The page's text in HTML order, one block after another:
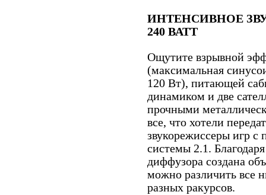
ИНТЕНСИВНОЕ
240 ВАТТ
Ощутите взрывной
(максимальная
120 Вт), питающей
динамиком и две
прочными
все, что хотели
звукорежиссеры игр
системы 2.1.
диффузора создана
можно различить все
разных ракурсов.